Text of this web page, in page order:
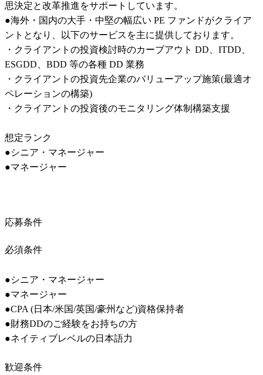
思決定と改革推進をサポートしています。
●海外・国内の大手・中堅の幅広い PE ファンドがクライア
ントとなり、以下のサービスを主に提供しております。
・クライアントの投資検討時のカーブアウト DD、ITDD、
ESGDD、BDD 等の各種 DD 業務
・クライアントの投資先企業のバリューアップ施策(最適オ
ペレーションの構築)
・クライアントの投資後のモニタリング体制構築支援
想定ランク
●シニア・マネージャー
応募条件
必須条件
●シニア・マネージャー
●マネージャー
●CPA (日本/米国/英国/豪州など)資格保持者
●財務DDのご経験をお持ちの方
●ネイティブレベルの日本語力
歓迎条件